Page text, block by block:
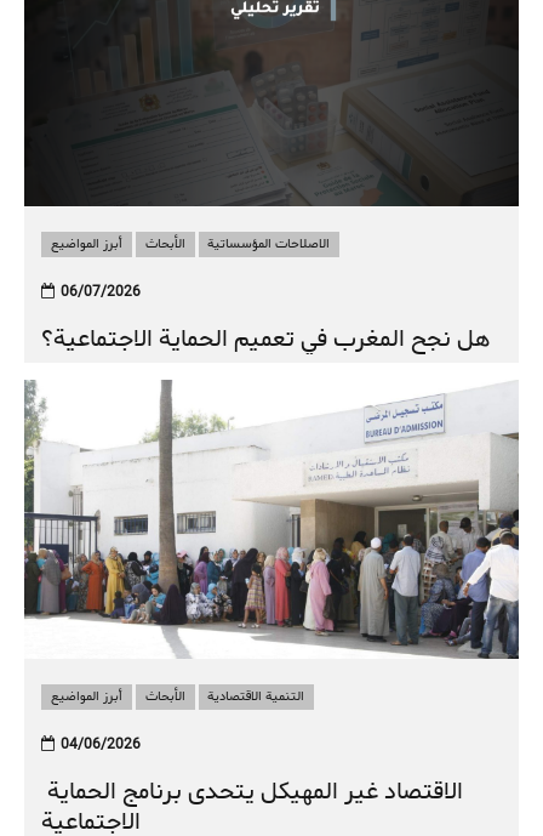
أبرز المواضيع الأبحاث الاصلاحات المؤسساتية
06/07/2026
هل نجح المغرب في تعميم الحماية الاجتماعية؟
أبرز المواضيع الأبحاث التنمية الاقتصادية
04/06/2026
الاجتماعية